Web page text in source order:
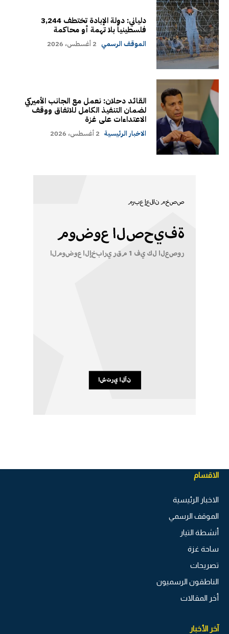
دلياني: دولة الإبادة تختطف 3,244
فلسطينياً بلا تهمة أو محاكمة
الموقف الرسمي 2 أغسطس، 2026
القائد دحلان: نعمل مع الجانب الأميركي
لضمان التنفيذ الكامل للاتفاق ووقف
الاعتداءات على غزة
الاخبار الرئيسية 2 أغسطس، 2026
الاقسام
الاخبار الرئيسية
الموقف الرسمي
أنشطة التيار
ساحة غزة
تصريحات
الناطقون الرسميون
أخر المقالات
آخر الأخبار